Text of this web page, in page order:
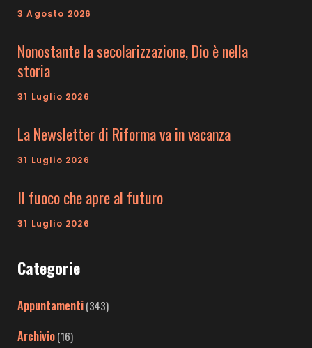
3 Agosto 2026
Nonostante la secolarizzazione, Dio è nella
storia
31 Luglio 2026
La Newsletter di Riforma va in vacanza
31 Luglio 2026
Il fuoco che apre al futuro
31 Luglio 2026
Categorie
Appuntamenti(343)
Archivio(16)